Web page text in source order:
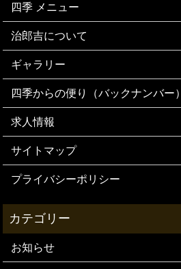
四季 メニュー
治郎吉について
ギャラリー
四季からの便り（バックナンバー）
求人情報
サイトマップ
プライバシーポリシー
お知らせ